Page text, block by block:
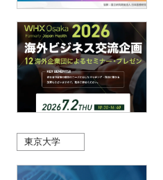
東京大学